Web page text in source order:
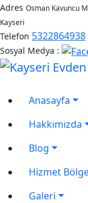
Adres Osman Kavuncu
Kayseri
Telefon 5322864938
Sosyal Medya :
Anasayfa
Hakkımızda
Blog
Hizmet
Galeri